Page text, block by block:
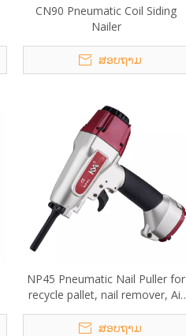
CN90 Pneumatic Coil Siding
Nailer
ສອບຖາມ
NP45 Pneumatic Nail Puller for
recycle pallet, nail remover, Air
Nail Punch
ສອບຖາມ